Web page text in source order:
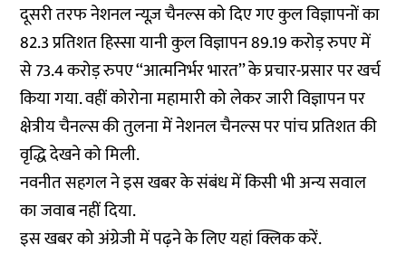
दूसरी तरफ नेशनल न्यूज़ चैनल्स को दिए गए कुल विज्ञापनों का
82.3 प्रतिशत हिस्सा यानी कुल विज्ञापन 89.19 करोड़ रुपए में
से 73.4 करोड़ रुपए ‘‘आत्मनिर्भर भारत’’ के प्रचार-प्रसार पर खर्च
किया गया. वहीं कोरोना महामारी को लेकर जारी विज्ञापन पर
क्षेत्रीय चैनल्स की तुलना में नेशनल चैनल्स पर पांच प्रतिशत की
वृद्धि देखने को मिली.
नवनीत सहगल ने इस खबर के संबंध में किसी भी अन्य सवाल
का जवाब नहीं दिया.
इस खबर को अंग्रेजी में पढ़ने के लिए यहांक्लिककरें.